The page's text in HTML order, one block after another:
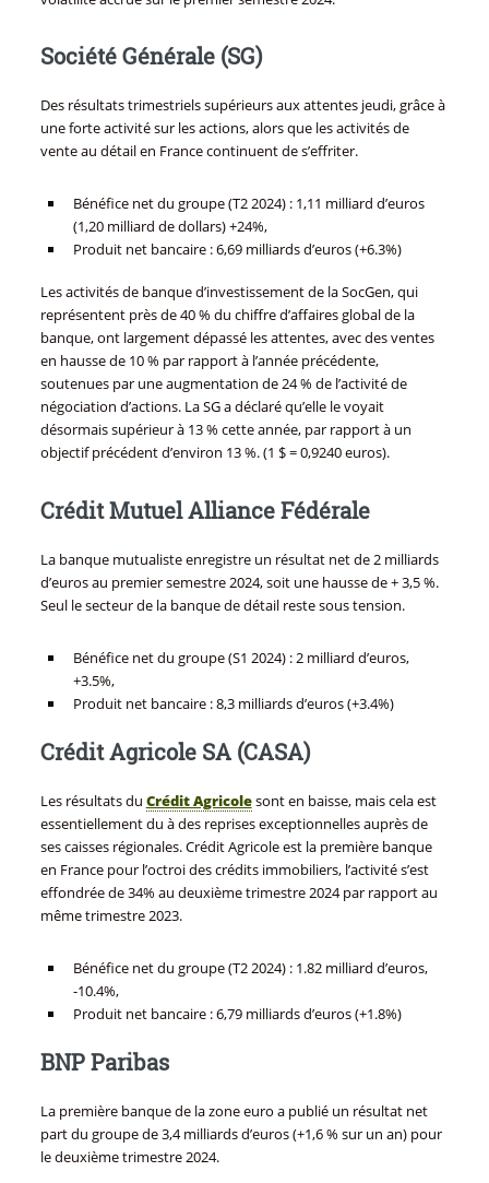
Société Générale (SG)
Des résultats trimestriels supérieurs aux attentes jeudi, grâce à
une forte activité sur les actions, alors que les activités de
vente au détail en France continuent de s’effriter.
Bénéfice net du groupe (T2 2024) : 1,11 milliard d’euros
(1,20 milliard de dollars) +24%,
Produit net bancaire : 6,69 milliards d’euros (+6.3%)
Les activités de banque d’investissement de la SocGen, qui
représentent près de 40 % du chiffre d’affaires global de la
banque, ont largement dépassé les attentes, avec des ventes
en hausse de 10 % par rapport à l’année précédente,
soutenues par une augmentation de 24 % de l’activité de
négociation d’actions. La SG a déclaré qu’elle le voyait
désormais supérieur à 13 % cette année, par rapport à un
objectif précédent d’environ 13 %. (1 $ = 0,9240 euros).
Crédit Mutuel Alliance Fédérale
La banque mutualiste enregistre un résultat net de 2 milliards
d’euros au premier semestre 2024, soit une hausse de + 3,5 %.
Seul le secteur de la banque de détail reste sous tension.
Bénéfice net du groupe (S1 2024) : 2 milliard d’euros,
+3.5%,
Produit net bancaire : 8,3 milliards d’euros (+3.4%)
Crédit Agricole SA (CASA)
Les résultats du Crédit Agricolesont en baisse, mais cela est
essentiellement du à des reprises exceptionnelles auprès de
ses caisses régionales. Crédit Agricole est la première banque
en France pour l’octroi des crédits immobiliers, l’activité s’est
effondrée de 34% au deuxième trimestre 2024 par rapport au
même trimestre 2023.
Bénéfice net du groupe (T2 2024) : 1.82 milliard d’euros,
-10.4%,
Produit net bancaire : 6,79 milliards d’euros (+1.8%)
BNP Paribas
La première banque de la zone euro a publié un résultat net
part du groupe de 3,4 milliards d’euros (+1,6 % sur un an) pour
le deuxième trimestre 2024.